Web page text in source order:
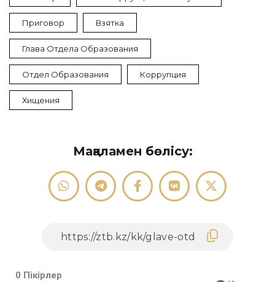
Приговор Взятка
Глава Отдела Образования
Отдел Образования Коррупция
Хищения
Мақаламен бөлісу:
0 Пікірлер